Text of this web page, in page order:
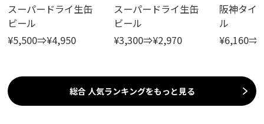
スーパードライ生缶
ビール
¥5,500⇒¥4,950
スーパードライ生缶
ビール
¥3,300⇒¥2,970
阪神タイ
ル
総合 人気ランキングをもっと見る